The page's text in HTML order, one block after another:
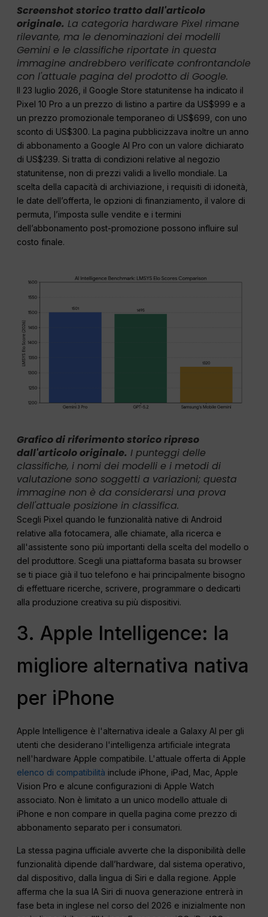
Screenshot storico tratto dall'articolo
originale. La categoria hardware Pixel rimane
rilevante, ma le denominazioni dei modelli
Gemini e le classifiche riportate in questa
immagine andrebbero verificate confrontandole
con l'attuale pagina del prodotto di Google.
Il 23 luglio 2026, il Google Store statunitense ha indicato il
Pixel 10 Pro a un prezzo di listino a partire da US$999 e a
un prezzo promozionale temporaneo di US$699, con uno
sconto di US$300. La pagina pubblicizzava inoltre un anno
di abbonamento a Google AI Pro con un valore dichiarato
di US$239. Si tratta di condizioni relative al negozio
statunitense, non di prezzi validi a livello mondiale. La
scelta della capacità di archiviazione, i requisiti di idoneità,
le date dell’offerta, le opzioni di finanziamento, il valore di
permuta, l’imposta sulle vendite e i termini
dell’abbonamento post-promozione possono influire sul
costo finale.
Grafico di riferimento storico ripreso
dall'articolo originale. I punteggi delle
classifiche, i nomi dei modelli e i metodi di
valutazione sono soggetti a variazioni; questa
immagine non è da considerarsi una prova
dell'attuale posizione in classifica.
Scegli Pixel quando le funzionalità native di Android
relative alla fotocamera, alle chiamate, alla ricerca e
all'assistente sono più importanti della scelta del modello o
del produttore. Scegli una piattaforma basata su browser
se ti piace già il tuo telefono e hai principalmente bisogno
di effettuare ricerche, scrivere, programmare o dedicarti
alla produzione creativa su più dispositivi.
3. Apple Intelligence: la
migliore alternativa nativa
per iPhone
Apple Intelligence è l'alternativa ideale a Galaxy AI per gli
utenti che desiderano l'intelligenza artificiale integrata
nell'hardware Apple compatibile. L'attuale offerta di Apple
elenco di compatibilità include iPhone, iPad, Mac, Apple
Vision Pro e alcune configurazioni di Apple Watch
associato. Non è limitato a un unico modello attuale di
iPhone e non compare in quella pagina come prezzo di
abbonamento separato per i consumatori.
La stessa pagina ufficiale avverte che la disponibilità delle
funzionalità dipende dall’hardware, dal sistema operativo,
dal dispositivo, dalla lingua di Siri e dalla regione. Apple
afferma che la sua IA Siri di nuova generazione entrerà in
fase beta in inglese nel corso del 2026 e inizialmente non